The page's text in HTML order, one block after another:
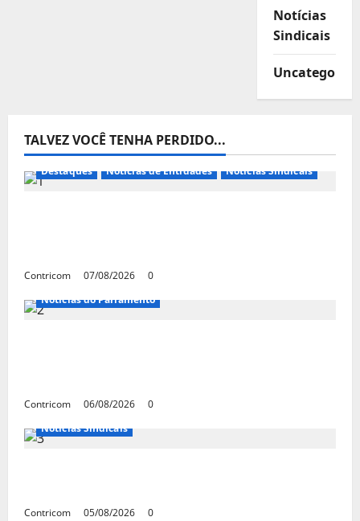
Notícias
Sindicais
TALVEZ VOCÊ TENHA PERDIDO...
Destaques Notícias de Entidades Notícias Sindicais
Contricom 07/08/2026
0
Notícias do Parlamento
Contricom 06/08/2026
0
Notícias Sindicais
Contricom 05/08/2026 0